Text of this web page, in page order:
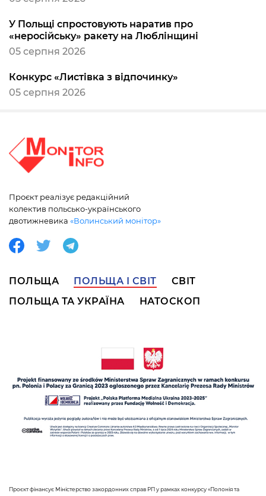
У Польщі спростовують наратив про
«неросійську» ракету на Люблінщині
05 серпня 2026
Конкурс «Листівка з відпочинку»
05 серпня 2026
Проєкт реалізує редакційний
колектив польсько-українського
двотижневика «Волинський монітор»
ПОЛЬЩА ПОЛЬЩА І СВІТ
СВІТ
ПОЛЬЩА ТА УКРАЇНА
НАТОСКОП
Проєкт фінансує Міністерство закордонних справ РП у рамках конкурсу «Полонія та